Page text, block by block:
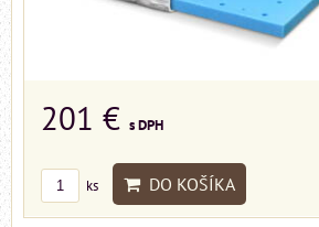
201 € s DPH
ks DO KOŠÍKA